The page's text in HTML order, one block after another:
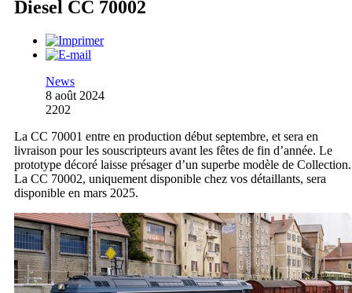
Diesel CC 70002
News
8 août 2024
2202
La CC 70001 entre en production début septembre, et sera en
livraison pour les souscripteurs avant les fêtes de fin d’année. Le
prototype décoré laisse présager d’un superbe modèle de Collection.
La CC 70002, uniquement disponible chez vos détaillants, sera
disponible en mars 2025.